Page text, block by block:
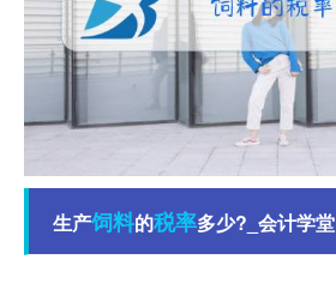
生产饲料的税率多少?_会计学堂